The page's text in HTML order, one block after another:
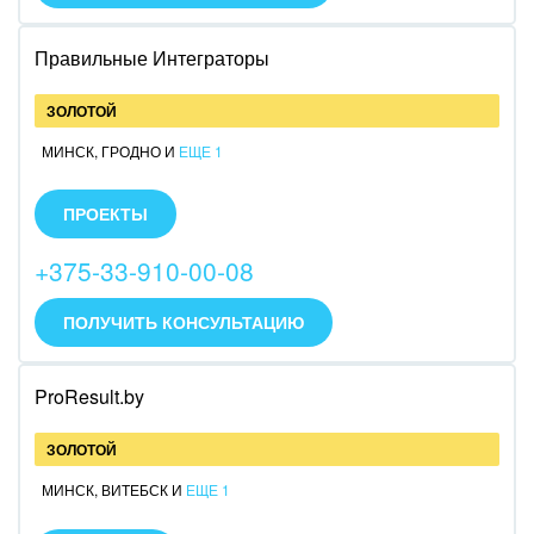
Правильные Интеграторы
ЗОЛОТОЙ
МИНСК, ГРОДНО И ЕЩЕ 1
Битрикс24. Доработка и кастомизация Битрикс24
под различные бизнес-задачи. 20 000+ часов опыта
реализованных проектов.
ПРОЕКТЫ
+375-33-910-00-08
ПОЛУЧИТЬ КОНСУЛЬТАЦИЮ
ProResult.by
ЗОЛОТОЙ
МИНСК, ВИТЕБСК И ЕЩЕ 1